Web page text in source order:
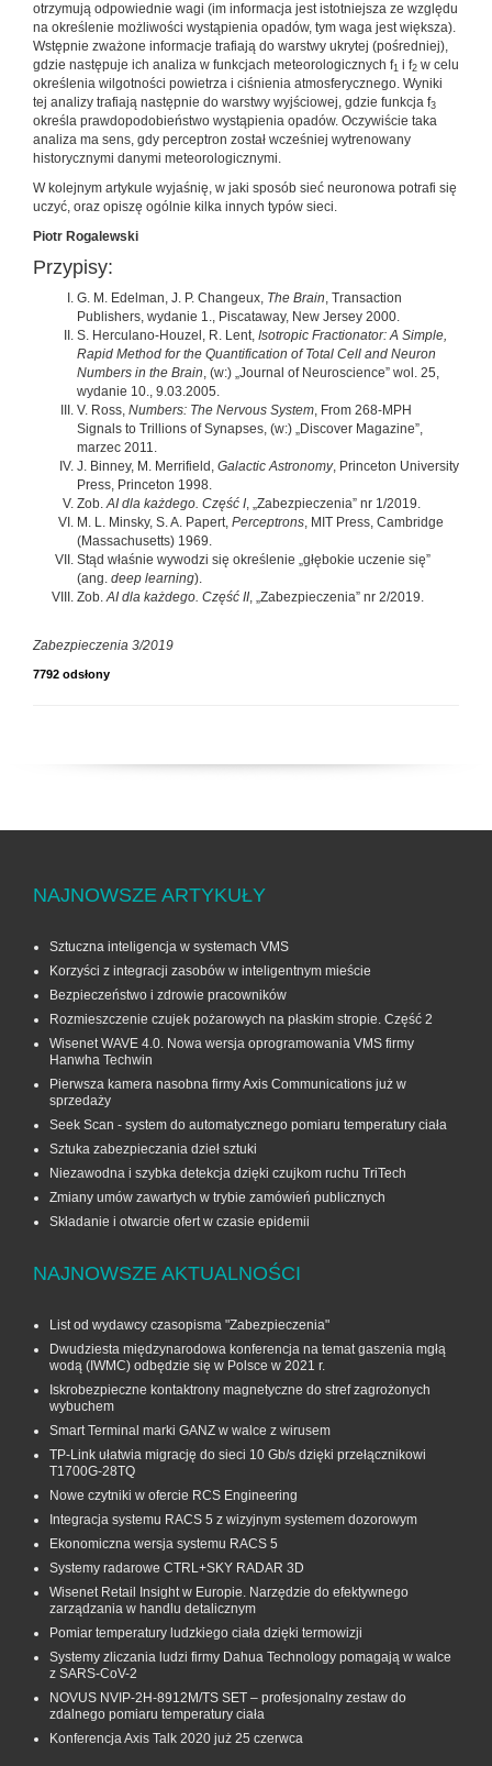
otrzymują odpowiednie wagi (im informacja jest istotniejsza ze względu
na określenie możliwości wystąpienia opadów, tym waga jest większa).
Wstępnie zważone informacje trafiają do warstwy ukrytej (pośredniej),
gdzie następuje ich analiza w funkcjach meteorologicznych f1 i f2 w celu
określenia wilgotności powietrza i ciśnienia atmosferycznego. Wyniki
tej analizy trafiają następnie do warstwy wyjściowej, gdzie funkcja f3
określa prawdopodobieństwo wystąpienia opadów. Oczywiście taka
analiza ma sens, gdy perceptron został wcześniej wytrenowany
historycznymi danymi meteorologicznymi.
W kolejnym artykule wyjaśnię, w jaki sposób sieć neuronowa potrafi się
uczyć, oraz opiszę ogólnie kilka innych typów sieci.
Piotr Rogalewski
Przypisy:
G. M. Edelman, J. P. Changeux, The Brain, Transaction
Publishers, wydanie 1., Piscataway, New Jersey 2000.
S. Herculano-Houzel, R. Lent, Isotropic Fractionator: A Simple,
Rapid Method for the Quantification of Total Cell and Neuron
Numbers in the Brain, (w:) „Journal of Neuroscience” wol. 25,
wydanie 10., 9.03.2005.
V. Ross, Numbers: The Nervous System, From 268-MPH
Signals to Trillions of Synapses, (w:) „Discover Magazine”,
marzec 2011.
J. Binney, M. Merrifield, Galactic Astronomy, Princeton University
Press, Princeton 1998.
Zob.AI dla każdego. Część I, „Zabezpieczenia” nr 1/2019.
M. L. Minsky, S. A. Papert, Perceptrons, MIT Press, Cambridge
(Massachusetts) 1969.
Stąd właśnie wywodzi się określenie „głębokie uczenie się”
(ang. deep learning).
Zob.AI dla każdego. Część II, „Zabezpieczenia” nr 2/2019.
Zabezpieczenia 3/2019
7792 odsłony
NAJNOWSZE ARTYKUŁY
Sztuczna inteligencja w systemach VMS
Korzyści z integracji zasobów w inteligentnym mieście
Bezpieczeństwo i zdrowie pracowników
Rozmieszczenie czujek pożarowych na płaskim stropie. Część 2
Wisenet WAVE 4.0. Nowa wersja oprogramowania VMS firmy
Hanwha Techwin
Pierwsza kamera nasobna firmy Axis Communications już w
sprzedaży
Seek Scan - system do automatycznego pomiaru temperatury ciała
Sztuka zabezpieczania dzieł sztuki
Niezawodna i szybka detekcja dzięki czujkom ruchu TriTech
Zmiany umów zawartych w trybie zamówień publicznych
Składanie i otwarcie ofert w czasie epidemii
NAJNOWSZE AKTUALNOŚCI
List od wydawcy czasopisma "Zabezpieczenia"
Dwudziesta międzynarodowa konferencja na temat gaszenia mgłą
wodą (IWMC) odbędzie się w Polsce w 2021 r.
Iskrobezpieczne kontaktrony magnetyczne do stref zagrożonych
wybuchem
Smart Terminal marki GANZ w walce z wirusem
TP-Link ułatwia migrację do sieci 10 Gb/s dzięki przełącznikowi
T1700G‑28TQ
Nowe czytniki w ofercie RCS Engineering
Integracja systemu RACS 5 z wizyjnym systemem dozorowym
Ekonomiczna wersja systemu RACS 5
Systemy radarowe CTRL+SKY RADAR 3D
Wisenet Retail Insight w Europie. Narzędzie do efektywnego
zarządzania w handlu detalicznym
Pomiar temperatury ludzkiego ciała dzięki termowizji
Systemy zliczania ludzi firmy Dahua Technology pomagają w walce
z SARS-CoV-2
NOVUS NVIP-2H-8912M/TS SET – profesjonalny zestaw do
zdalnego pomiaru temperatury ciała
Konferencja Axis Talk 2020 już 25 czerwca